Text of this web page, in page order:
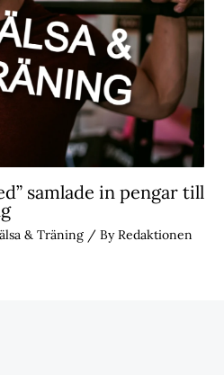
samlade in pengar till
& Träning/ ByRedaktionen